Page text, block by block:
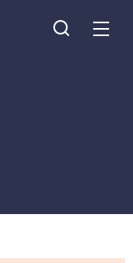
Je
Menu